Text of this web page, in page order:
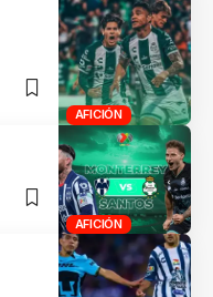
AFICIÓN
AFICIÓN